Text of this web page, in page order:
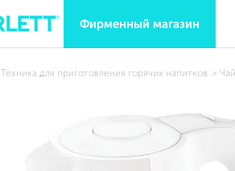
Фирменный магазин
Техника для приготовления горячих напитков